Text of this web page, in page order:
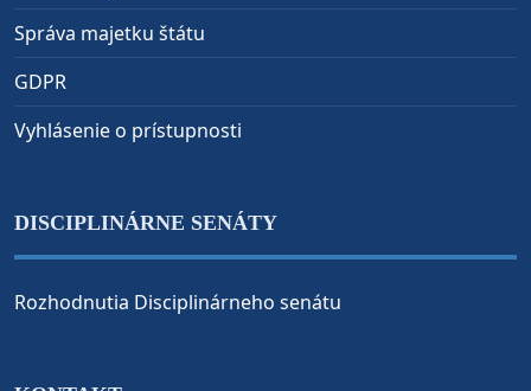
Správa majetku štátu
GDPR
Vyhlásenie o prístupnosti
DISCIPLINÁRNE SENÁTY
Rozhodnutia Disciplinárneho senátu